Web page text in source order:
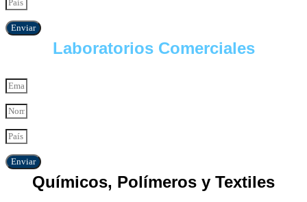
Enviar
Laboratorios Comerciales
Enviar
Químicos, Polímeros y Textiles